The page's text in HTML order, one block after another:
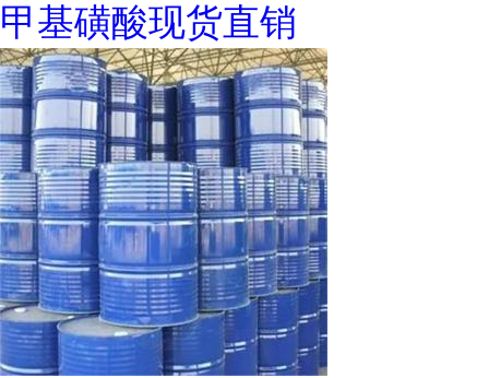
甲基磺酸现货直销